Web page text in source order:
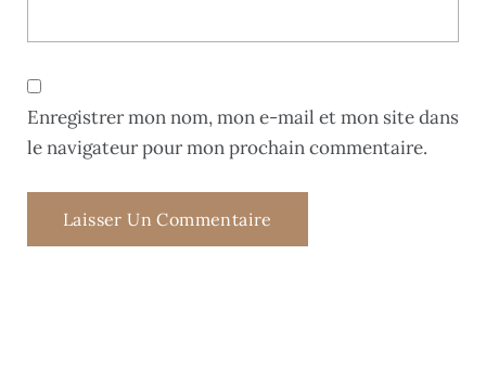
Enregistrer mon nom, mon e-mail et mon site dans
le navigateur pour mon prochain commentaire.